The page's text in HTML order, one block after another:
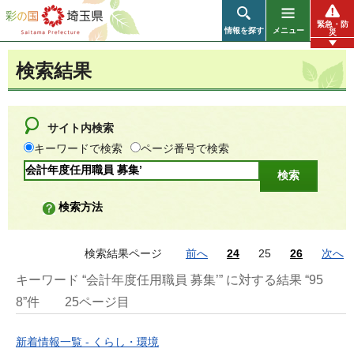
彩の国 埼玉県
情報を探す メニュー
緊急・防
災
検索結果
サイト内検索
キーワードで検索
ページ番号で検索
検索方法
検索結果ページ 前へ 24 25 26 次へ
キーワード “会計年度任用職員 募集’” に対する結果 “95
8”件
25ページ目
新着情報一覧 - くらし・環境